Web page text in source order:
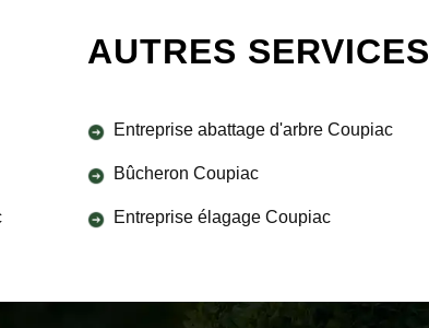
AUTRES SERVICES
Entreprise abattage d'arbre Coupiac
Bûcheron Coupiac
Entreprise élagage Coupiac